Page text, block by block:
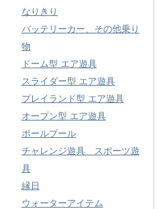
なりきり
バッテリーカー、その他乗り
物
ドーム型 エア遊具
スライダー型 エア遊具
プレイランド型 エア遊具
オープン型 エア遊具
ボールプール
チャレンジ遊具 スポーツ遊
具
縁日
ウォーターアイテム